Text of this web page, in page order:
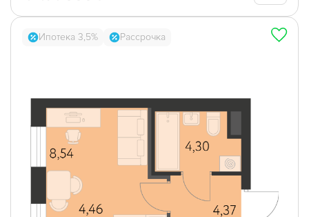
Ипотека 3,5% Рассрочка